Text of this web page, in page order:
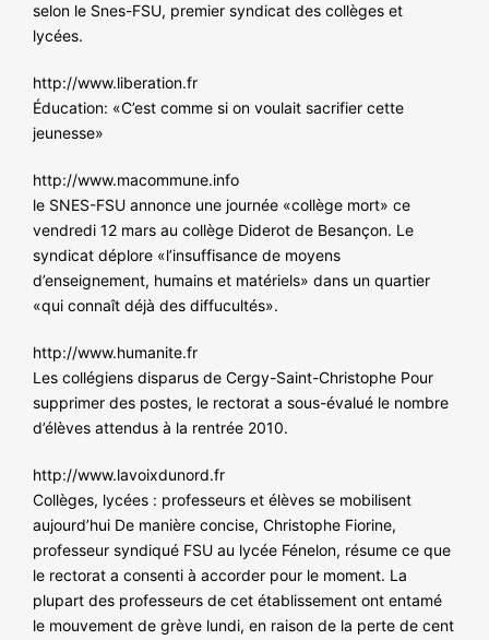
selon le Snes-FSU, premier syndicat des collèges et
lycées.
http://www.liberation.fr
Éducation: «C’est comme si on voulait sacrifier cette
jeunesse»
http://www.macommune.info
le SNES-FSU annonce une journée «collège mort» ce
vendredi 12 mars au collège Diderot de Besançon. Le
syndicat déplore «l’insuffisance de moyens
d’enseignement, humains et matériels» dans un quartier
«qui connaît déjà des diffucultés».
http://www.humanite.fr
Les collégiens disparus de Cergy-Saint-Christophe Pour
supprimer des postes, le rectorat a sous-évalué le nombre
d’élèves attendus à la rentrée 2010.
http://www.lavoixdunord.fr
Collèges, lycées : professeurs et élèves se mobilisent
aujourd’hui De manière concise, Christophe Fiorine,
professeur syndiqué FSU au lycée Fénelon, résume ce que
le rectorat a consenti à accorder pour le moment. La
plupart des professeurs de cet établissement ont entamé
le mouvement de grève lundi, en raison de la perte de cent